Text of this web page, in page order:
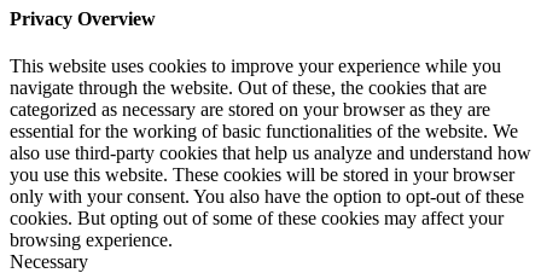
Privacy Overview
This website uses cookies to improve your experience while you
navigate through the website. Out of these, the cookies that are
categorized as necessary are stored on your browser as they are
essential for the working of basic functionalities of the website. We
also use third-party cookies that help us analyze and understand how
you use this website. These cookies will be stored in your browser
only with your consent. You also have the option to opt-out of these
cookies. But opting out of some of these cookies may affect your
browsing experience.
Necessary